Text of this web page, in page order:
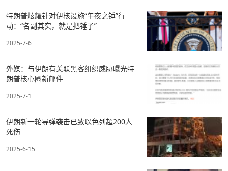
特朗普炫耀针对伊核设施“午夜之锤”行
动：“名副其实，就是把锤子”
2025-7-6
外媒：与伊朗有关联黑客组织威胁曝光特
朗普核心圈新邮件
2025-7-1
伊朗新一轮导弹袭击已致以色列超200人
死伤
2025-6-15